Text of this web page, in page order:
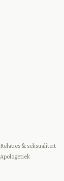
Relaties & seksualiteit
Apologetiek